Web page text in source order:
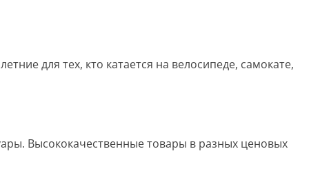
для тех, кто катается на велосипеде, самокате,
Высококачественные товары в разных ценовых